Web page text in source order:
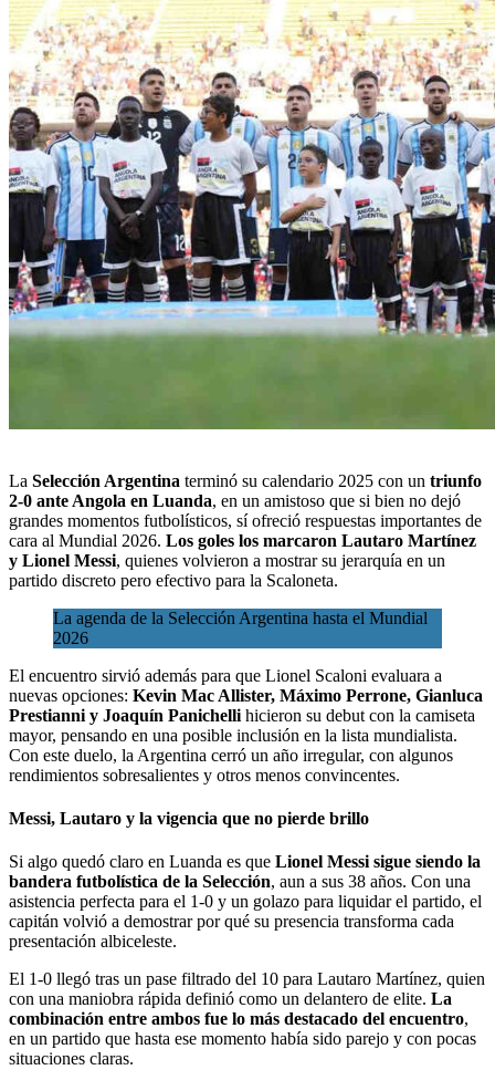
La Selección Argentina terminó su calendario 2025 con un triunfo
2-0 ante Angola en Luanda, en un amistoso que si bien no dejó
grandes momentos futbolísticos, sí ofreció respuestas importantes de
cara al Mundial 2026. Los goles los marcaron Lautaro Martínez
y Lionel Messi, quienes volvieron a mostrar su jerarquía en un
partido discreto pero efectivo para la Scaloneta.
La agenda de la Selección Argentina hasta el Mundial
2026
El encuentro sirvió además para que Lionel Scaloni evaluara a
nuevas opciones: Kevin Mac Allister, Máximo Perrone, Gianluca
Prestianni y Joaquín Panichelli hicieron su debut con la camiseta
mayor, pensando en una posible inclusión en la lista mundialista.
Con este duelo, la Argentina cerró un año irregular, con algunos
rendimientos sobresalientes y otros menos convincentes.
Messi, Lautaro y la vigencia que no pierde brillo
Si algo quedó claro en Luanda es que Lionel Messi sigue siendo la
bandera futbolística de la Selección, aun a sus 38 años. Con una
asistencia perfecta para el 1-0 y un golazo para liquidar el partido, el
capitán volvió a demostrar por qué su presencia transforma cada
presentación albiceleste.
El 1-0 llegó tras un pase filtrado del 10 para Lautaro Martínez, quien
con una maniobra rápida definió como un delantero de elite. La
combinación entre ambos fue lo más destacado del encuentro,
en un partido que hasta ese momento había sido parejo y con pocas
situaciones claras.